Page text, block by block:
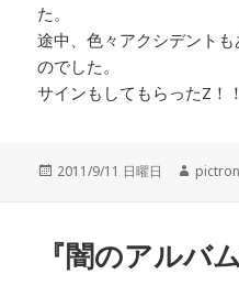
た。
途中、色々アクシデント
のでした。
サインもしてもらったZ！
投
2011/9/11 日曜日
作
pictron
『闇のアルバ